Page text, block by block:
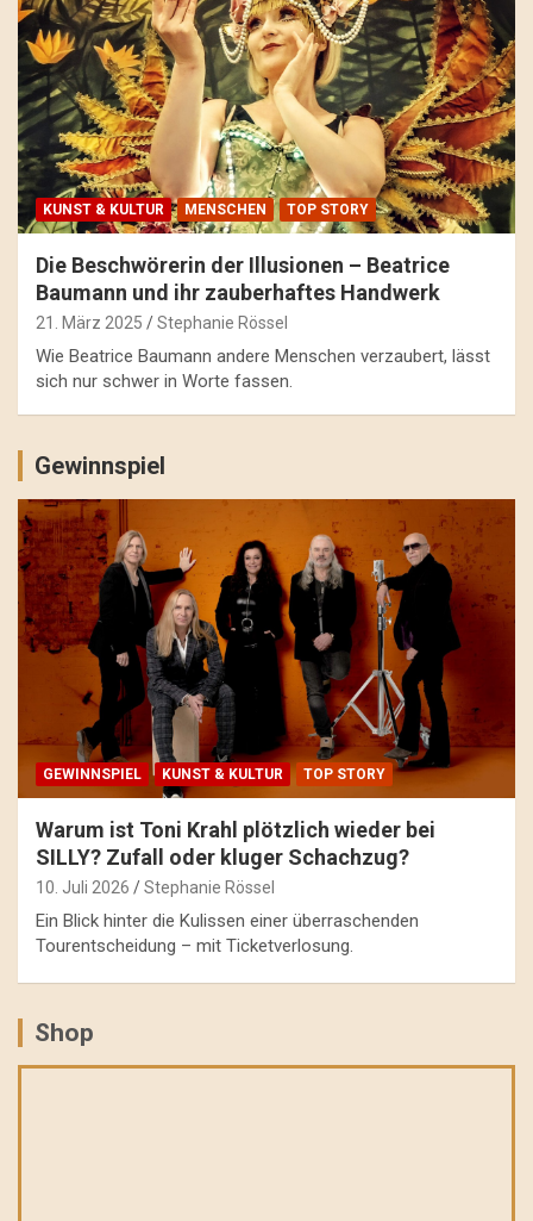
KUNST & KULTUR MENSCHEN TOP STORY
Die Beschwörerin der Illusionen – Beatrice
Baumann und ihr zauberhaftes Handwerk
21. März 2025 Stephanie Rössel
Wie Beatrice Baumann andere Menschen verzaubert, lässt
sich nur schwer in Worte fassen.
Gewinnspiel
GEWINNSPIEL KUNST & KULTUR TOP STORY
Warum ist Toni Krahl plötzlich wieder bei
SILLY? Zufall oder kluger Schachzug?
10. Juli 2026 Stephanie Rössel
Ein Blick hinter die Kulissen einer überraschenden
Tourentscheidung – mit Ticketverlosung.
Shop